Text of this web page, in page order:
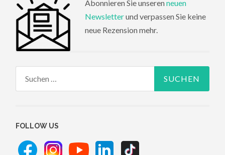
Abonnieren Sie unseren neuen
Newsletterund verpassen Sie keine
neue Rezension mehr.
FOLLOW US